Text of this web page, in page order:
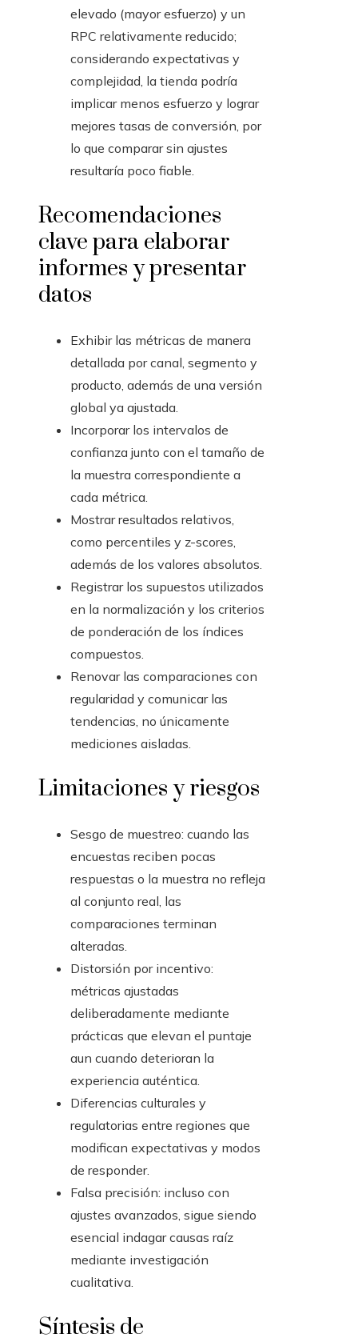
elevado (mayor esfuerzo) y un
RPC relativamente reducido;
considerando expectativas y
complejidad, la tienda podría
implicar menos esfuerzo y lograr
mejores tasas de conversión, por
lo que comparar sin ajustes
resultaría poco fiable.
Recomendaciones
clave para elaborar
informes y presentar
datos
Exhibir las métricas de manera
detallada por canal, segmento y
producto, además de una versión
global ya ajustada.
Incorporar los intervalos de
confianza junto con el tamaño de
la muestra correspondiente a
cada métrica.
Mostrar resultados relativos,
como percentiles y z-scores,
además de los valores absolutos.
Registrar los supuestos utilizados
en la normalización y los criterios
de ponderación de los índices
compuestos.
Renovar las comparaciones con
regularidad y comunicar las
tendencias, no únicamente
mediciones aisladas.
Limitaciones y riesgos
Sesgo de muestreo: cuando las
encuestas reciben pocas
respuestas o la muestra no refleja
al conjunto real, las
comparaciones terminan
alteradas.
Distorsión por incentivo:
métricas ajustadas
deliberadamente mediante
prácticas que elevan el puntaje
aun cuando deterioran la
experiencia auténtica.
Diferencias culturales y
regulatorias entre regiones que
modifican expectativas y modos
de responder.
Falsa precisión: incluso con
ajustes avanzados, sigue siendo
esencial indagar causas raíz
mediante investigación
cualitativa.
Síntesis de